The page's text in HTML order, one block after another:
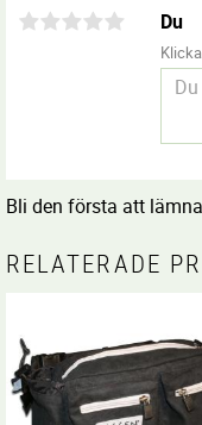
Du
Bli den första att
RELATERADE